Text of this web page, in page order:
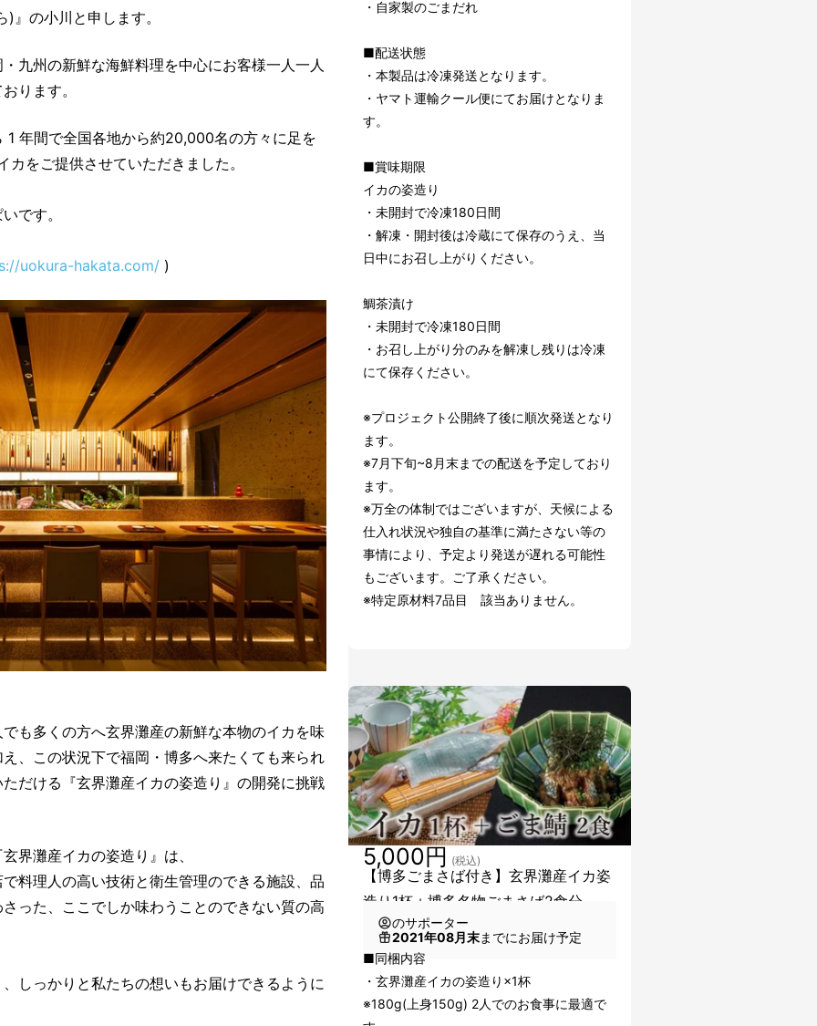
』の小川と申します。
九州の新鮮な海鮮料理を中心にお客様一人一人
ります。
1 年間で全国各地から約20,000名の方々に足を
をご提供させていただきました。
です。
uokura-hakata.com/ )
も多くの方へ玄界灘産の新鮮な本物のイカを味
、この状況下で福岡・博多へ来たくても来られ
だける『玄界灘産イカの姿造り』の開発に挑戦
界灘産イカの姿造り』は、
料理人の高い技術と衛生管理のできる施設、品
った、ここでしか味わうことのできない質の高
しっかりと私たちの想いもお届けできるように
・自家製のごまだれ
■配送状態
・本製品は冷凍発送となります。
・ヤマト運輸クール便にてお届けとなりま
す。
■賞味期限
イカの姿造り
・未開封で冷凍180日間
・解凍・開封後は冷蔵にて保存のうえ、当
日中にお召し上がりください。
鯛茶漬け
・未開封で冷凍180日間
・お召し上がり分のみを解凍し残りは冷凍
にて保存ください。
※プロジェクト公開終了後に順次発送となり
ます。
※7月下旬~8月末までの配送を予定しており
ます。
※万全の体制ではございますが、天候による
仕入れ状況や独自の基準に満たさない等の
事情により、予定より発送が遅れる可能性
もございます。ご了承ください。
※特定原材料7品目 該当ありません。
【博多ごまさば付き】玄界灘産イカ姿
造り1杯＋博多名物ごまさば2食分
5,000円 (税込)
のサポーター
2021年08月末までにお届け予定
■同梱内容
・玄界灘産イカの姿造り×1杯
※180g(上身150g) 2人でのお食事に最適で